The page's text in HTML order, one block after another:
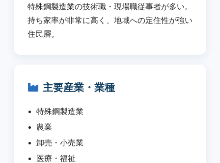
特殊鋼製造業の技術職・現場職従事者が多い。
持ち家率が非常に高く、地域への定住性が強い
住民層。
主要産業・業種
特殊鋼製造業
農業
卸売・小売業
医療・福祉